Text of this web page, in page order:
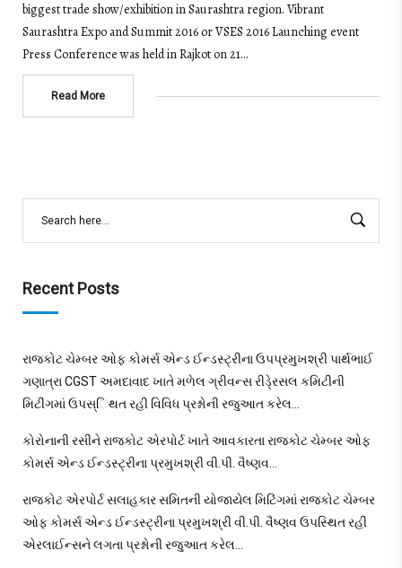
Recent Posts
રાજકોટ ચેમ્બર ઓફ કોમર્સ એન્ડ ઈન્ડસ્ટ્રીના ઉપપ્રમુખશ્રી પાર્થભાઈ
ગણાત્રા CGST અમદાવાદ ખાતે મળેલ ગ્રીવન્સ રીડે્રસલ કમિટીની
મિટીંગમાં ઉપસ્િથત રહી વિવિધ પ્રશ્નોની રજુઆત કરેલ…
કોરોનાની રસીને રાજકોટ એરપોર્ટ ખાતે આવકારતા રાજકોટ ચેમ્બર ઓફ
કોમર્સ એન્ડ ઈન્ડસ્ટ્રીના પ્રમુખશ્રી વી.પી. વૈષ્ણવ…
રાજકોટ એરપોર્ટ સલાહકાર સમિતની યોજાયેલ મિટિંગમાં રાજકોટ ચેમ્બર
ઓફ કોમર્સ એન્ડ ઈન્ડસ્ટ્રીના પ્રમુખશ્રી વી.પી. વૈષ્ણવ ઉપસ્થિત રહી
એરલાઈન્સને લગતા પ્રશ્નોની રજુઆત કરેલ…
biggest trade show/exhibition in Saurashtra region. Vibrant
Saurashtra Expo and Summit 2016 or VSES 2016 Launching event
Press Conference was held in Rajkot on 21…
Read More